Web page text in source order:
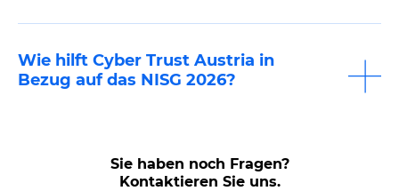
Wie hilft Cyber Trust Austria in
Bezug auf das NISG 2026?
Sie haben noch Fragen?
Kontaktieren Sie uns.